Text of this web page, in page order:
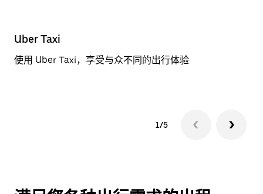
Uber Taxi
使用 Uber Taxi，享受与众不同的出行体验
1/5